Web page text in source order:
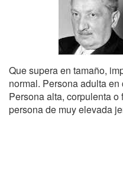
Que supera en tamaño,
normal. Persona adulta
Persona alta, corpulenta o
persona de muy elevada